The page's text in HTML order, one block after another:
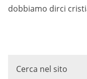
dobbiamo dirci
Cerca nel sito